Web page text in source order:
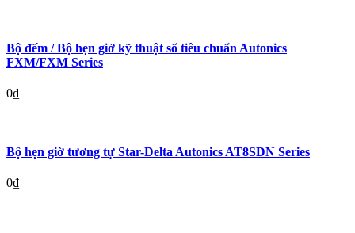
Bộ đếm / Bộ hẹn giờ kỹ thuật số tiêu chuẩn Autonics
FXM/FXM Series
0₫
Bộ hẹn giờ tương tự Star-Delta Autonics AT8SDN Series
0₫